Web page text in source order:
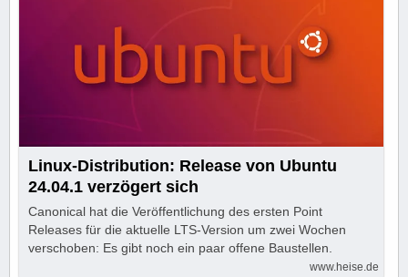
Linux-Distribution: Release von Ubuntu
24.04.1 verzögert sich
Canonical hat die Veröffentlichung des ersten Point
Releases für die aktuelle LTS-Version um zwei Wochen
verschoben: Es gibt noch ein paar offene Baustellen.
www.heise.de